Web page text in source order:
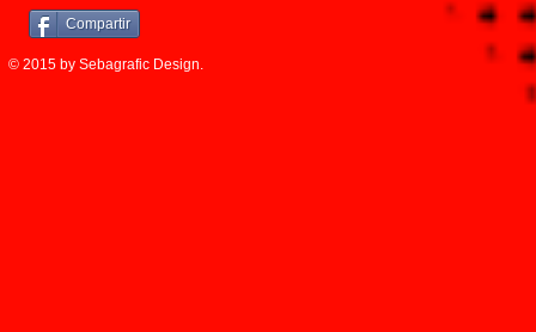
Compartir
© 2015 by Sebagrafic Design.